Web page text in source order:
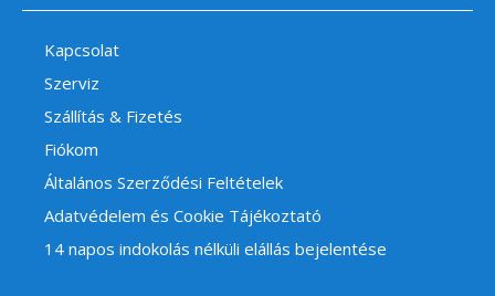
Kapcsolat
Szerviz
Szállítás & Fizetés
Fiókom
Általános Szerződési Feltételek
Adatvédelem és Cookie Tájékoztató
14 napos indokolás nélküli elállás bejelentése